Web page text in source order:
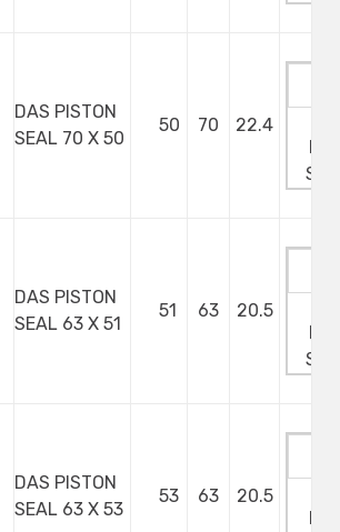
DAS PISTON
SEAL 70 X 50
50 70 22.4
DAS PISTON
SEAL 63 X 51
51 63 20.5
DAS PISTON
SEAL 63 X 53
53 63 20.5